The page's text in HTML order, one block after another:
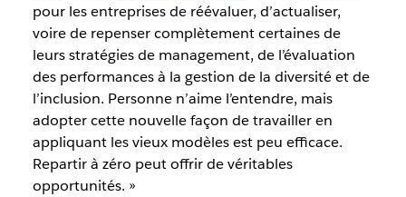
pour les entreprises de réévaluer, d’actualiser,
voire de repenser complètement certaines de
leurs stratégies de management, de l’évaluation
des performances à la gestion de la diversité et de
l’inclusion. Personne n’aime l’entendre, mais
adopter cette nouvelle façon de travailler en
appliquant les vieux modèles est peu efficace.
Repartir à zéro peut offrir de véritables
opportunités. »